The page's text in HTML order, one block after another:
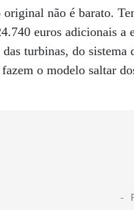
não é barato.
euros adicionais a
turbinas, do sistema
o modelo saltar